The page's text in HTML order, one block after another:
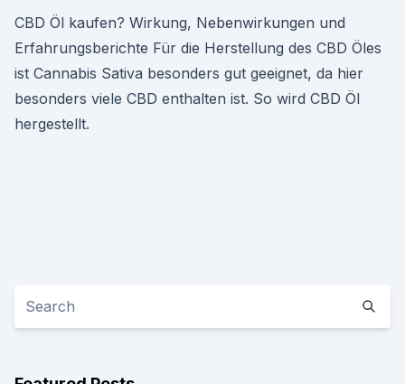
CBD Öl kaufen? Wirkung, Nebenwirkungen und
Erfahrungsberichte Für die Herstellung des CBD Öles
ist Cannabis Sativa besonders gut geeignet, da hier
besonders viele CBD enthalten ist. So wird CBD Öl
hergestellt.